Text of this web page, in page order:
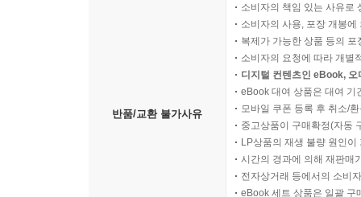
반품/교환 불가사유
소비자의 책임 있는 사유로
소비자의 사용, 포장 개봉
복제가 가능한 상품 등의
소비자의 요청에 따라 개별
디지털 컨텐츠인 eBook,
eBook 대여 상품은 대여 기
모바일 쿠폰 등록 후 취소/
중고상품이 구매확정(자동
LP상품의 재생 불량 원인
시간의 경과에 의해 재판매
전자상거래 등에서의 소비
eBook 세트 상품은 일괄 구